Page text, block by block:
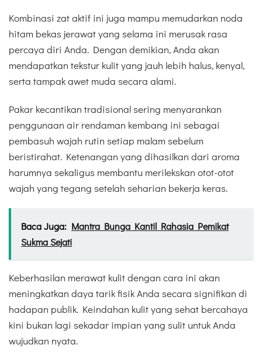
Kombinasi zat aktif ini juga mampu memudarkan noda
hitam bekas jerawat yang selama ini merusak rasa
percaya diri Anda. Dengan demikian, Anda akan
mendapatkan tekstur kulit yang jauh lebih halus, kenyal,
serta tampak awet muda secara alami.
Pakar kecantikan tradisional sering menyarankan
penggunaan air rendaman kembang ini sebagai
pembasuh wajah rutin setiap malam sebelum
beristirahat. Ketenangan yang dihasilkan dari aroma
harumnya sekaligus membantu merilekskan otot-otot
wajah yang tegang setelah seharian bekerja keras.
Baca Juga: Mantra Bunga Kantil Rahasia Pemikat
Sukma Sejati
Keberhasilan merawat kulit dengan cara ini akan
meningkatkan daya tarik fisik Anda secara signifikan di
hadapan publik. Keindahan kulit yang sehat bercahaya
kini bukan lagi sekadar impian yang sulit untuk Anda
wujudkan nyata.